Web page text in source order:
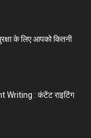
के लिए आपको कितनी
: कंटेंट राइटिंग